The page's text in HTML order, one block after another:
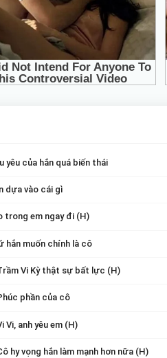
yêu của hắn quá biến thái
dựa vào cái gì
trong em ngay đi (H)
hắn muốn chính là cô
Vi Kỳ thật sự bất lực (H)
phần của cô
Vi, anh yêu em (H)
hy vọng hắn làm mạnh hơn nữa (H)